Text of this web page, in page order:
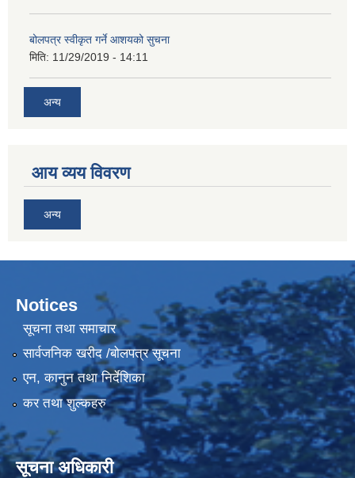
बोलपत्र स्वीकृत गर्ने आशयको सुचना
मिति: 11/29/2019 - 14:11
अन्य
आय व्यय विवरण
अन्य
Notices
सूचना तथा समाचार
सार्वजनिक खरीद /बोलपत्र सूचना
एन, कानुन तथा निर्देशिका
कर तथा शुल्कहरु
सूचना अधिकारी